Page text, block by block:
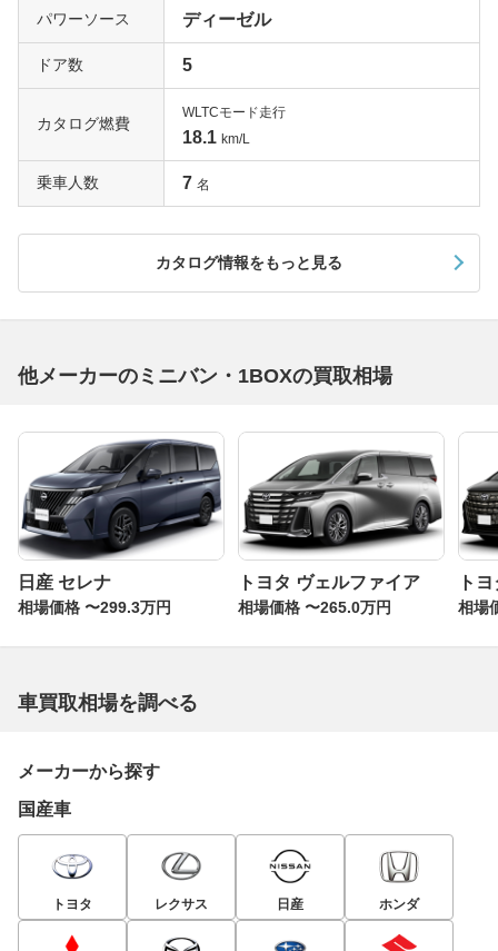
パワーソース ディーゼル
ドア数 5
カタログ燃費
WLTCモード走行
18.1 km/L
乗車人数 7 名
カタログ情報をもっと見る
他メーカーのミニバン・1BOXの買取相場
日産 セレナ
相場価格 〜299.3万円
トヨタ ヴェルファイア
相場価格 〜265.0万円
ト
相場
車買取相場を調べる
メーカーから探す
国産車
トヨタ レクサス 日産 ホンダ